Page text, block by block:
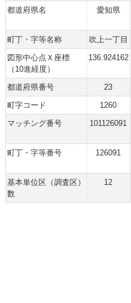
都道府県名 愛知県
町丁・字等名称
吹上一丁目
図形中心点Ｘ座標
（10進経度）
136.924162
都道府県番号 23
町字コード
1260
マッチング番号
101126091
町丁・字等番号 126091
基本単位区（調査区）
数
12